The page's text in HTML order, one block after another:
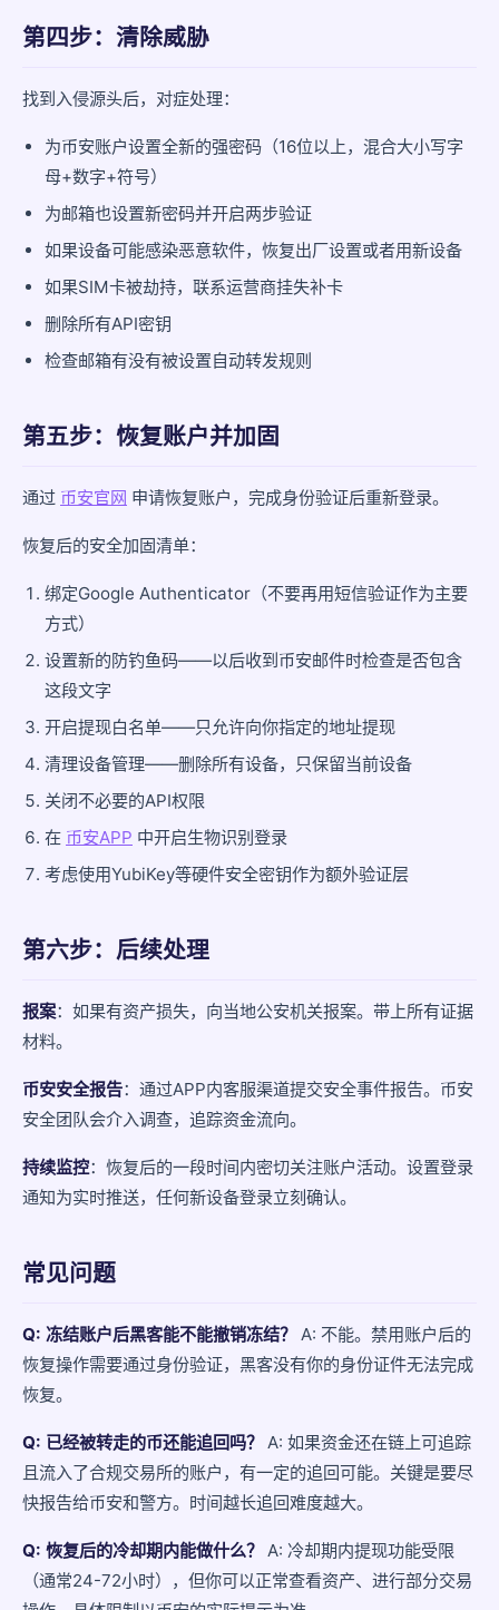
第四步：清除威胁
找到入侵源头后，对症处理：
为币安账户设置全新的强密码（16位以上，混合大小写字
母+数字+符号）
为邮箱也设置新密码并开启两步验证
如果设备可能感染恶意软件，恢复出厂设置或者用新设备
如果SIM卡被劫持，联系运营商挂失补卡
删除所有API密钥
检查邮箱有没有被设置自动转发规则
第五步：恢复账户并加固
通过 币安官网 申请恢复账户，完成身份验证后重新登录。
恢复后的安全加固清单：
绑定Google Authenticator（不要再用短信验证作为主要
方式）
设置新的防钓鱼码——以后收到币安邮件时检查是否包含
这段文字
开启提现白名单——只允许向你指定的地址提现
清理设备管理——删除所有设备，只保留当前设备
关闭不必要的API权限
在 币安APP 中开启生物识别登录
考虑使用YubiKey等硬件安全密钥作为额外验证层
第六步：后续处理
报案：如果有资产损失，向当地公安机关报案。带上所有证据
材料。
币安安全报告：通过APP内客服渠道提交安全事件报告。币安
安全团队会介入调查，追踪资金流向。
持续监控：恢复后的一段时间内密切关注账户活动。设置登录
通知为实时推送，任何新设备登录立刻确认。
常见问题
Q: 冻结账户后黑客能不能撤销冻结？ A: 不能。禁用账户后的
恢复操作需要通过身份验证，黑客没有你的身份证件无法完成
恢复。
Q: 已经被转走的币还能追回吗？ A: 如果资金还在链上可追踪
且流入了合规交易所的账户，有一定的追回可能。关键是要尽
快报告给币安和警方。时间越长追回难度越大。
Q: 恢复后的冷却期内能做什么？ A: 冷却期内提现功能受限
（通常24-72小时），但你可以正常查看资产、进行部分交易